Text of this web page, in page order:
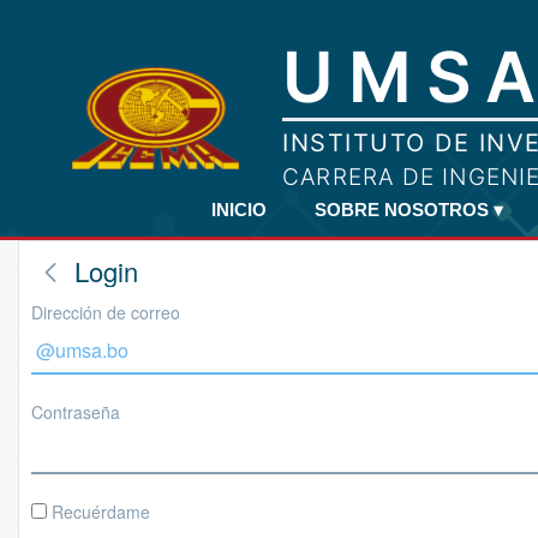
INICIO SOBRE NOSOTROS ▾
Login
Dirección de correo
Contraseña
Recuérdame